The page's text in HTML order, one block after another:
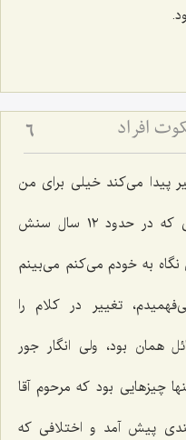
افراد 6
پیدا می‌كند خیلی برای من
عجیب بود آخر فرض كنید كه طفلی كه در حدود ١٢ سال سنش
نگاه به خودم می‌كنم می‌بینم
تغییر در كلام را
همان بود، ولی انگار جور
چیزهایی بود كه مرحوم آقا
پیش آمد و اختلافی كه